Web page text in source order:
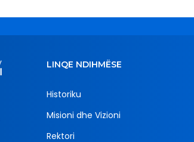
LINQE NDIHMËSE
Historiku
Misioni dhe Vizioni
Rektori